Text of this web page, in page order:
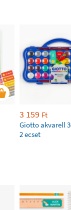
3 159 Ft
Giotto akvarell
2 ecset